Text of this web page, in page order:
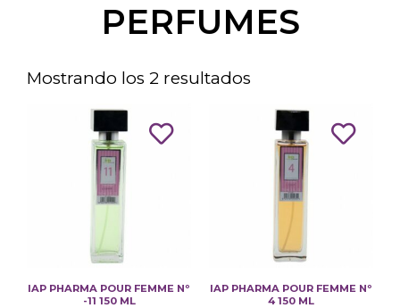
PERFUMES
Mostrando los 2 resultados
IAP PHARMA POUR FEMME Nº
-11 150 ML
IAP PHARMA POUR FEMME Nº
4 150 ML